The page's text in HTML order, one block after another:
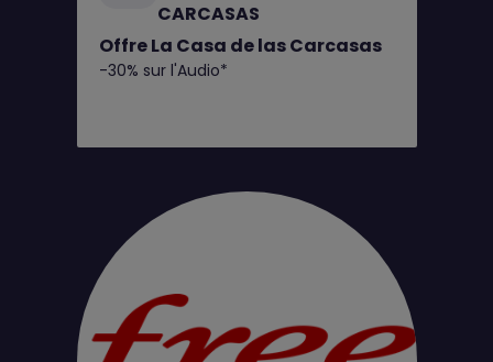
CARCASAS
Offre La Casa de las Carcasas
-30% sur l'Audio*